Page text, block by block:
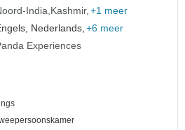
India Kashmir +1 meer
Nederlands, +6 meer
Experiences